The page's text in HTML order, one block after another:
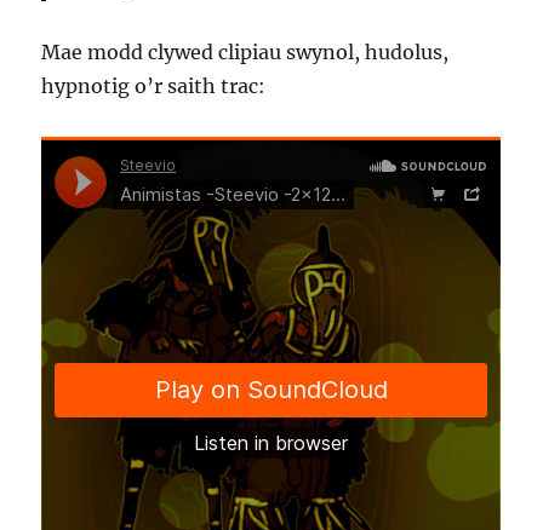
Mae modd clywed clipiau swynol, hudolus,
hypnotig o’r saith trac: